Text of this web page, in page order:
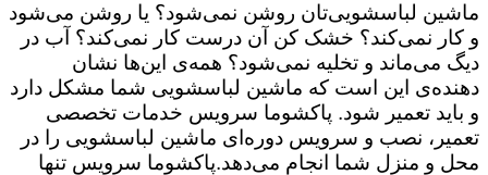
ماشین لباسشویی‌تان روشن نمی‌شود؟ یا روشن می‌شود
و کار نمی‌کند؟ خشک کن آن درست کار نمی‌کند؟ آب در
دیگ می‌ماند و تخلیه نمی‌شود؟ همه‌ی این‌ها نشان
دهنده‌ی این است که ماشین لباسشویی شما مشکل دارد
و باید تعمیر شود. پاکشوما سرویس خدمات تخصصی
تعمیر، نصب و سرویس دوره‌ای ماشین لباسشویی را در
محل و منزل شما انجام می‌دهد.پاکشوما سرویس تنها